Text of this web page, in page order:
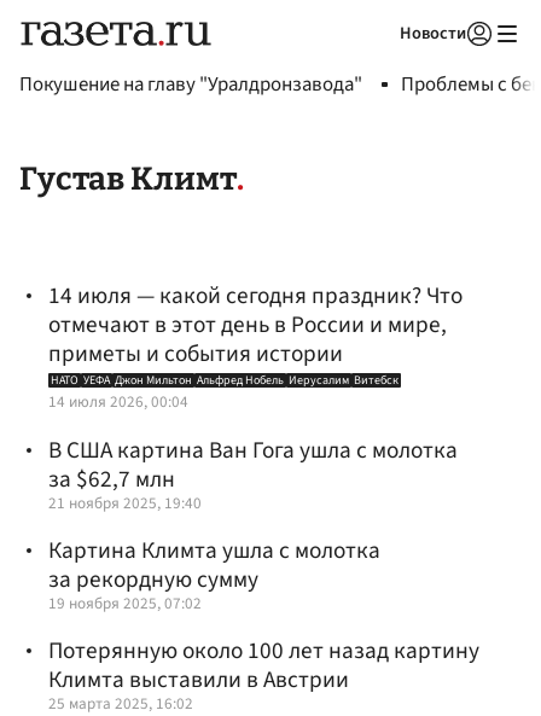
Новости
Покушение на главу "Уралдронзавода" Проблемы с
Густав Климт
14 июля — какой сегодня праздник? Что
отмечают в этот день в России и мире,
приметы и события истории
НАТО УЕФА Джон Мильтон Альфред Нобель Иерусалим Витебск
14 июля 2026, 00:04
В США картина Ван Гога ушла с молотка
за $62,7 млн
21 ноября 2025, 19:40
Картина Климта ушла с молотка
за рекордную сумму
19 ноября 2025, 07:02
Потерянную около 100 лет назад картину
Климта выставили в Австрии
25 марта 2025, 16:02